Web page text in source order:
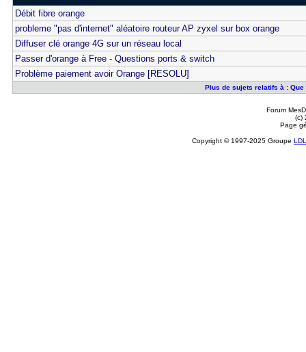
Débit fibre orange
probleme "pas d'internet" aléatoire routeur AP zyxel sur box orange
Diffuser clé orange 4G sur un réseau local
Passer d'orange à Free - Questions ports & switch
Problème paiement avoir Orange [RESOLU]
Plus de sujets relatifs à :
Forum
(c)
Page
Copyright © 1997-2025 Groupe